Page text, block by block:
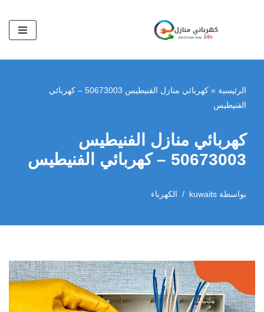
المحتوى
الرئيسية »
كهربائي منازل الفنيطيس 50673003 – كهربائي
الفنيطيس
كهربائي منازل الفنيطيس
50673003 – كهربائي الفنيطيس
بواسطة kuwaits الكهرباء